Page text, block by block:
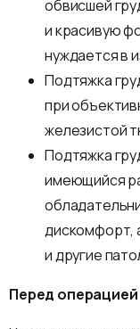
обвисшей
и красивую
нуждается в
Подтяжка
при
железистой
Подтяжка
имеющийся
дискомфорт,
и другие
Перед операцией